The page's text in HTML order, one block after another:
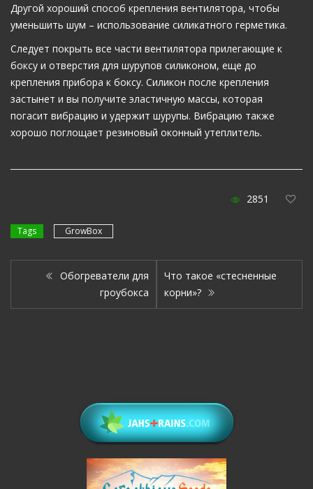
Другой хороший способ крепления вентилятора, чтобы
уменьшить шум – использование силикатного герметика.
Следует покрыть все части вентилятора прилегающие к
боксу и отверстия для шурупов силиконом, еще до
крепления прибора к боксу. Силикон после крепления
застынет и вы получите эластичную массы, которая
погасит вибрацию и удержит шурупы. Вибрацию также
хорошо поглощает резиновый оконный утеплитель.
2851
Tags GrowBox
Обогреватели для
гроубокса
Что такое «стесненные
корни»?